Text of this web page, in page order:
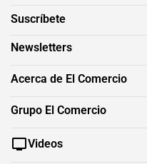
Suscríbete
Newsletters
Acerca de El Comercio
Grupo El Comercio
Videos